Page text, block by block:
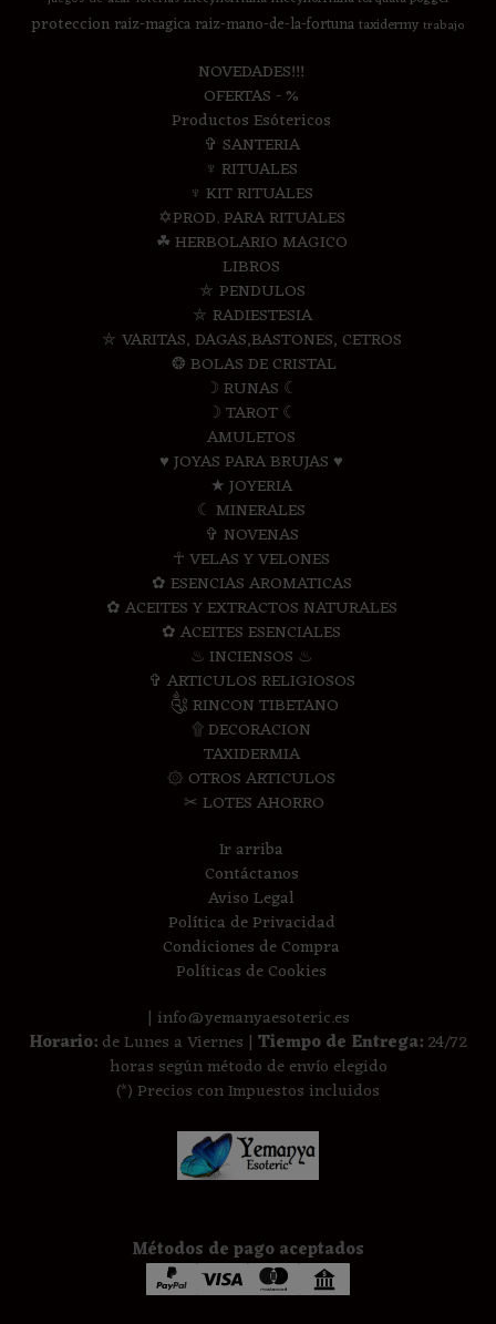
proteccion raiz-magica raiz-mano-de-la-fortunataxidermy trabajo
NOVEDADES!!!
OFERTAS - %
Productos Esótericos
✞ SANTERIA
♆ RITUALES
♆ KIT RITUALES
✡PROD. PARA RITUALES
☘ HERBOLARIO MAGICO
LIBROS
⛤ PENDULOS
⛤ RADIESTESIA
⛤ VARITAS, DAGAS,BASTONES, CETROS
❂ BOLAS DE CRISTAL
☽ RUNAS ☾
☽ TAROT ☾
AMULETOS
♥ JOYAS PARA BRUJAS ♥
★ JOYERIA
☾ MINERALES
✞ NOVENAS
☥ VELAS Y VELONES
✿ ESENCIAS AROMATICAS
✿ ACEITES Y EXTRACTOS NATURALES
✿ ACEITES ESENCIALES
♨ INCIENSOS ♨
✞ ARTICULOS RELIGIOSOS
༃ RINCON TIBETANO
۩ DECORACION
TAXIDERMIA
۞ OTROS ARTICULOS
✂ LOTES AHORRO
Ir arriba
Contáctanos
Aviso Legal
Política de Privacidad
Condiciones de Compra
Políticas de Cookies
| info@yemanyaesoteric.es
Horario:de Lunes a Viernes | Tiempo de Entrega:24/72
horas según método de envío elegido
(*) Precios con Impuestos incluidos
Métodos de pago aceptados